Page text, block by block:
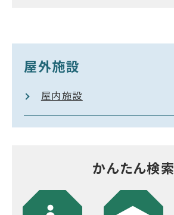
屋外施設
屋内施設
かんたん検索